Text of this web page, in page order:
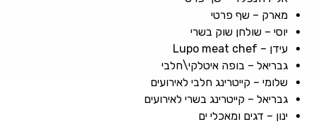
מארק – שף פרטי
יוסי – שולחן שוק בשרי
עידן – Lupo meat chef
גבריאל – בופה איטלקי\חלבי
שלומי – קייטרינג חלבי לאירועים
גבריאל – קייטרינג בשרי לאירועים
ינון – דגים ומאכלי ים